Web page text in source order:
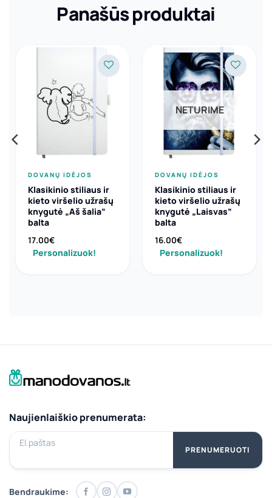
Panašūs produktai
DOVANŲ IDĖJOS
Klasikinio stiliaus ir
kieto viršelio užrašų
knygutė „Aš šalia”
balta
17.00€
Personalizuok!
NETURIME
DOVANŲ IDĖJOS
Klasikinio stiliaus ir
kieto viršelio užrašų
knygutė „Laisvas”
balta
16.00€
Personalizuok!
Naujienlaiškio prenumerata:
El.paštas
PRENUMERUOTI
Bendraukime: